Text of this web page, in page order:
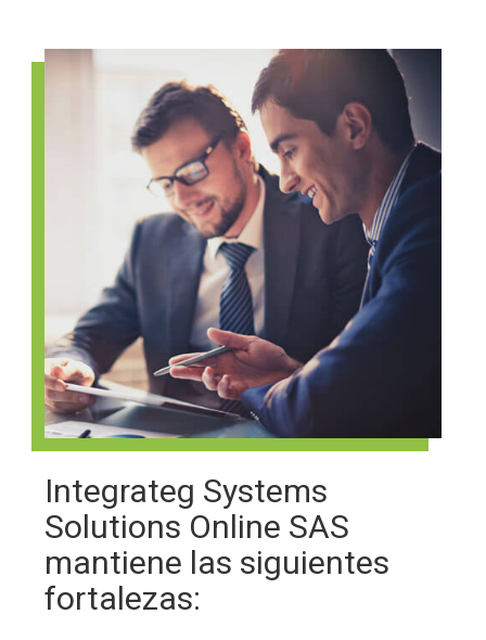
Integrateg Systems
Solutions Online SAS
mantiene las siguientes
fortalezas: